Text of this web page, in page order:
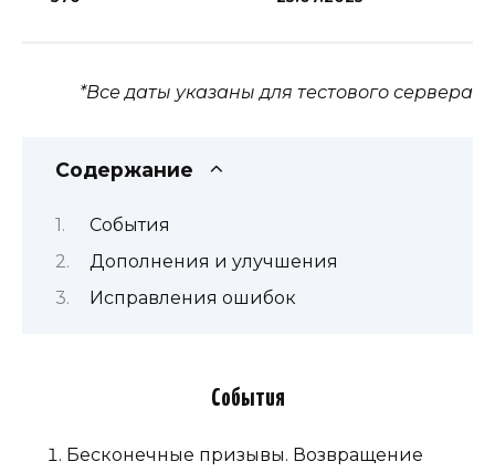
*Все даты указаны для тестового сервера
Содержание
События
Дополнения и улучшения
Исправления ошибок
События
Бесконечные призывы. Возвращение